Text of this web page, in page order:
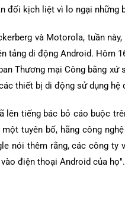
đối kịch liệt vì lo ngại
và Motorola, tuần
tảng di động Android. Hôm
Thương mại Công bằng
thiết bị di động sử dụng hệ
lên tiếng bác bỏ cáo buộc
tuyên bố, hãng công
nói thêm rằng, các công
điện thoại Android của họ".